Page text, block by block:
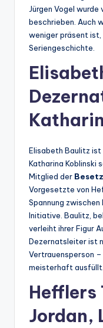
Jürgen Vogel
beschrieben. Auch
weniger präsent
Seriengeschichte.
Elisabeth Baulitz
Katharina
Mitglied der
Vorgesetzte von
Spannung
Initiative. Baulitz,
verleiht ihrer Figur
Dezernatsleiter ist
Vertrauensperson
meisterhaft ausfüllt.
Hefflers
Jordan,